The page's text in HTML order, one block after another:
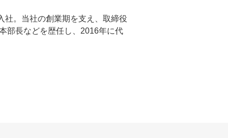
社。当社の創業期を支え、取締役
部長などを歴任し、2016年に代